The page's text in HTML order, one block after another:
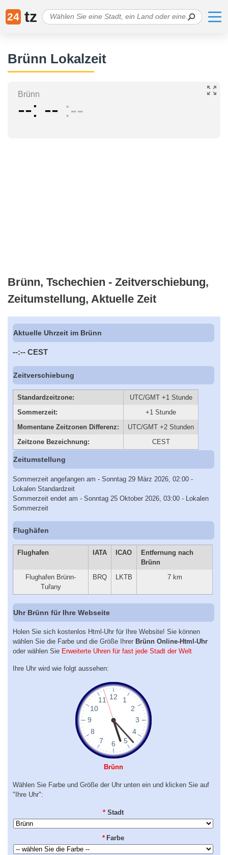
24 tz
Brünn Lokalzeit
Brünn
-- -- --
Brünn, Tschechien - Zeitverschiebung,
Zeitumstellung, Aktuelle Zeit
Aktuelle Uhrzeit im Brünn
--:-- CEST
Zeitverschiebung
Standardzeitzone:
UTC/GMT +1 Stunde
Sommerzeit:
+1 Stunde
Momentane Zeitzonen Differenz:
UTC/GMT +2 Stunden
Zeitzone Bezeichnung:
CEST
Zeitumstellung
Sommerzeit angefangen am - Sonntag 29 März 2026, 02:00 -
Lokalen Standardzeit
Sommerzeit endet am - Sonntag 25 Oktober 2026, 03:00 - Lokalen
Sommerzeit
Flughäfen
Flughafen IATA ICAO
Entfernung nach
Brünn
Flughafen Brünn-
Tuřany
BRQ LKTB 7 km
Uhr Brünn für Ihre Webseite
Holen Sie sich kostenlos Html-Uhr für Ihre Website! Sie können
wählen Sie die Farbe und die Größe Ihrer Brünn Online-Html-Uhr
oder wählen Sie Erweiterte Uhren für fast jede Stadt der Welt
Ihre Uhr wird wie folgt aussehen:
Brünn
Wählen Sie Farbe und Größe der Uhr unten ein und klicken Sie auf
"Ihre Uhr":
* Stadt
* Farbe